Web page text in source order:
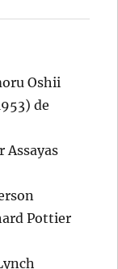
Oshii
de
Assayas
Pottier